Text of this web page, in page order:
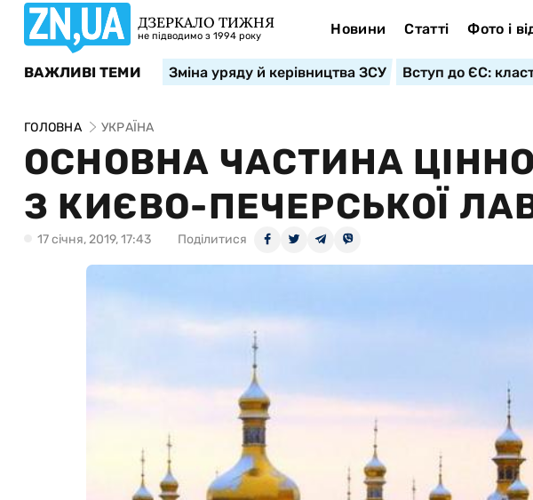
ДЗЕРКАЛО ТИЖНЯ
не підводимо з 1994 року Новини Статті Фото і
ВАЖЛИВІ ТЕМИ Зміна уряду й керівництва ЗСУ Вступ до ЄС:
ГОЛОВНА УКРАЇНА
ОСНОВНА ЧАСТИНА
З КИЄВО-ПЕЧЕРСЬКОЇ
17 сiчня, 2019, 17:43 Поділитися